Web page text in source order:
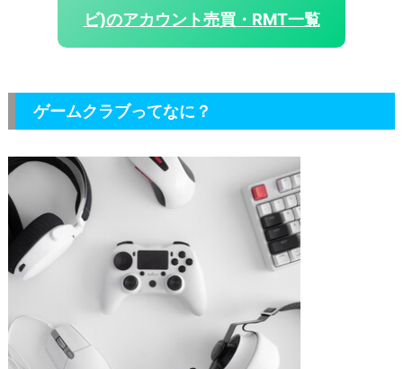
ビ)のアカウント売買・RMT一覧
ゲームクラブってなに？